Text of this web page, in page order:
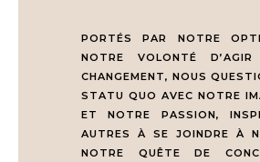
PORTÉS PAR NOTRE
NOTRE VOLONTÉ
CHANGEMENT, NOUS
STATU QUO AVEC NOTRE
ET NOTRE PASSION,
AUTRES À SE JOINDRE À
NOTRE QUÊTE DE